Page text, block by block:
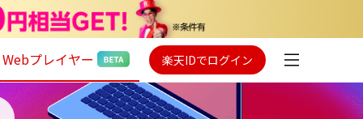
Webプレイヤー 楽天IDでログイン